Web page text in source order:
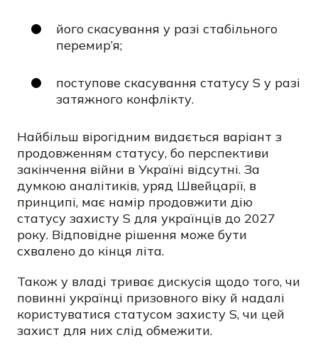
його скасування у разі стабільного
перемир’я;
поступове скасування статусу S у разі
затяжного конфлікту.
Найбільш вірогідним видається варіант з
продовженням статусу, бо перспективи
закінчення війни в Україні відсутні. За
думкою аналітиків, уряд Швейцарії, в
принципі, має намір продовжити дію
статусу захисту S для українців до 2027
року. Відповідне рішення може бути
схвалено до кінця літа.
Також у владі триває дискусія щодо того, чи
повинні українці призовного віку й надалі
користуватися статусом захисту S, чи цей
захист для них слід обмежити.